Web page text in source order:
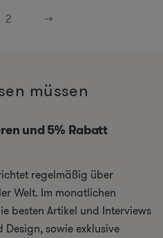
2 →
müssen
und 5% Rabatt
regelmäßig über
Welt. Im monatlichen
besten Artikel und Interviews
sowie exklusive